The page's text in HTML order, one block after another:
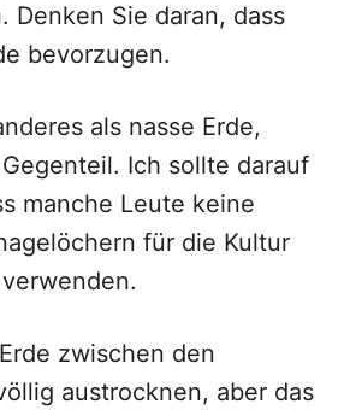
Denken Sie daran, dass
bevorzugen.
als nasse Erde,
Ich sollte darauf
manche Leute keine
für die Kultur
zwischen den
austrocknen, aber das